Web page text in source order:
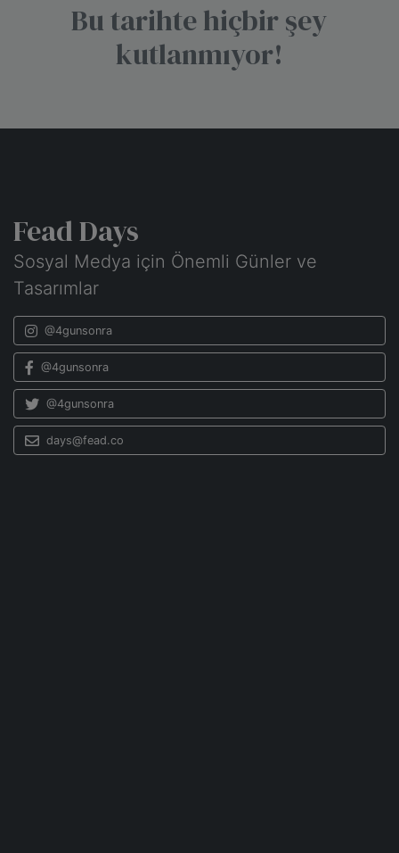
Bu tarihte hiçbir şey
kutlanmıyor!
Fead Days
Sosyal Medya için Önemli Günler ve
Tasarımlar
@4gunsonra
@4gunsonra
@4gunsonra
days@fead.co